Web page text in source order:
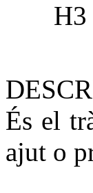
H3
És el
ajut o